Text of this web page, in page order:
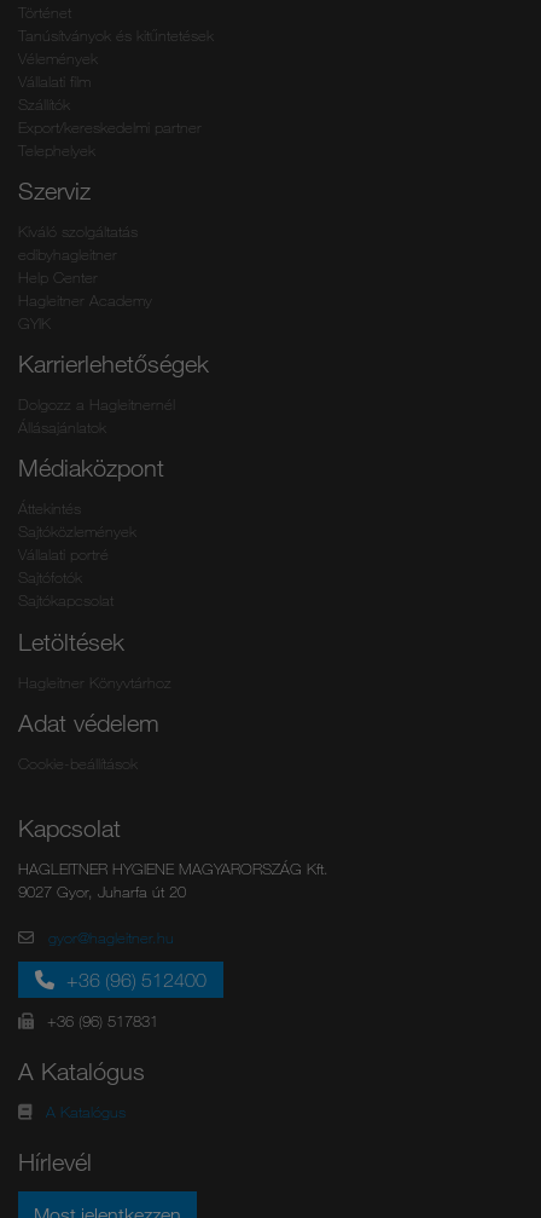
Történet
Tanúsítványok és kitűntetések
Vélemények
Vállalati film
Szállítók
Export/kereskedelmi partner
Telephelyek
Szerviz
Kiváló szolgáltatás
edibyhagleitner
Help Center
Hagleitner Academy
GYIK
Karrierlehetőségek
Dolgozz a Hagleitnernél
Állásajánlatok
Médiaközpont
Áttekintés
Sajtóközlemények
Vállalati portré
Sajtófotók
Sajtókapcsolat
Letöltések
Hagleitner Könyvtárhoz
Adat védelem
Cookie-beállítások
Kapcsolat
HAGLEITNER HYGIENE MAGYARORSZÁG Kft.
9027 Gyor, Juharfa út 20
gyor@hagleitner.hu
+36 (96) 512400
+36 (96) 517831
A Katalógus
A Katalógus
Hírlevél